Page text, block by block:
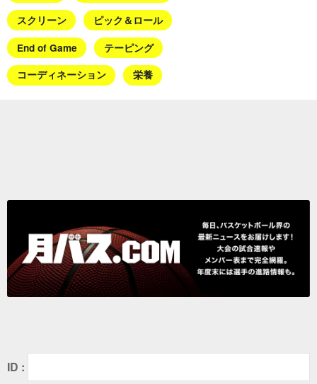
スクリーン ピック＆ロール
End of Game テーピング
コーディネーション 栄養
ID :